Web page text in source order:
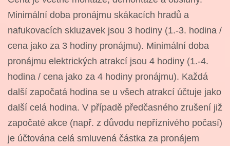
Minimální doba pronájmu skákacích hradů a
nafukovacích skluzavek jsou 3 hodiny (1.-3. hodina /
cena jako za 3 hodiny pronájmu). Minimální doba
pronájmu elektrických atrakcí jsou 4 hodiny (1.-4.
hodina / cena jako za 4 hodiny pronájmu). Každá
další započatá hodina se u všech atrakcí účtuje jako
další celá hodina. V případě předčasného zrušení již
započaté akce (např. z důvodu nepříznivého počasí)
je účtována celá smluvená částka za pronájem